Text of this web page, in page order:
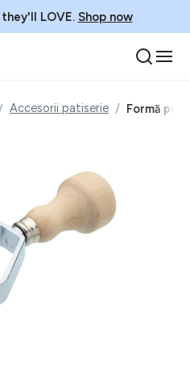
LOVE. Shop now
Accesorii patiserie Formă